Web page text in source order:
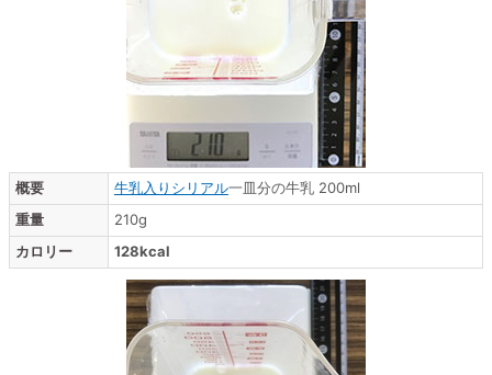
概要 牛乳入りシリアル一皿分の牛乳 200ml
重量
210g
カロリー
128kcal